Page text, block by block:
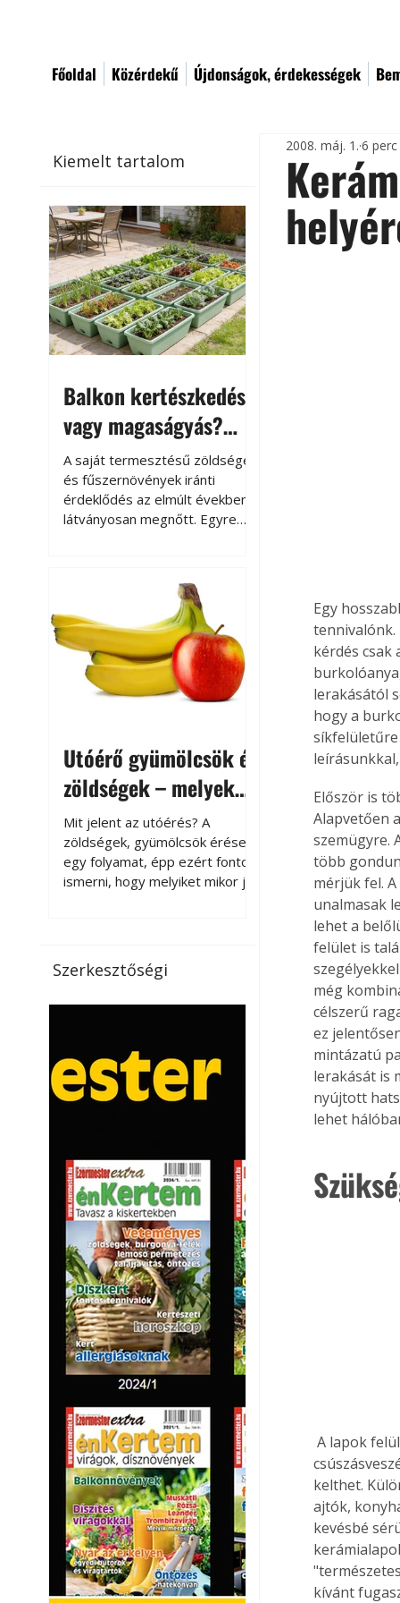
Főoldal Közérdekű Újdonságok, érdekességek
Kiemelt tartalom
Balkon kertészkedés
vagy magaságyás?
Helytakarékos
kertészkedés
A saját termesztésű zöldségek
és fűszernövények iránti
érdeklődés az elmúlt években
látványosan megnőtt. Egyre
kertészkedés sokak számára
kikapcsolódást és feltöltődést
is jelent.
Utóérő gyümölcsök és
zöldségek – melyek
érnek tovább leszedés
után?
Mit jelent az utóérés? A
zöldségek, gyümölcsök érése
egy folyamat, épp ezért fontos
ismerni, hogy melyiket mikor jó
paradicsomot sokszor
gazdasági érettségben, azaz
Utóérik eközben, de nem lesz
olyan ízű, mint amit a saját
kertünkben, biológiai
tárolható h
Szerkesztőségi
2008. máj. 1. 6
Egy
tennivalónk.
kérdés csak
lerakásától
hogy a
Először is
Alapvetően
szemügyre.
több
mérjük fel.
unalmasak
lehet a
felület is
még
célszerű
ez
mintázatú
lerakását is
nyújtott
lehet
A lapok felülete ne legyen üvegsimaságú, mert az ugyan nagyon szép, de egyrészt
kelthet.
ajtók,
kevésbé
kívánt